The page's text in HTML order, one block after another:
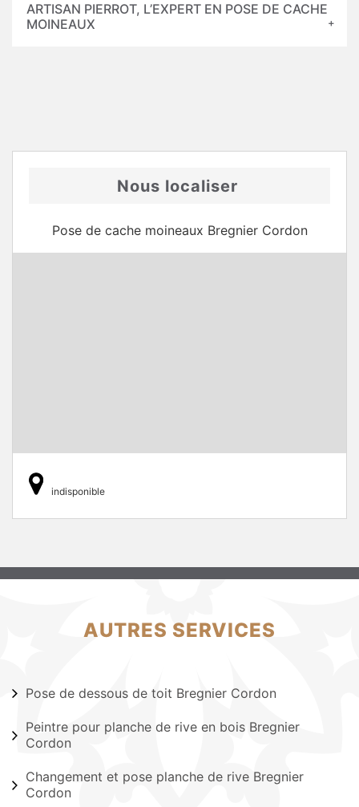
ARTISAN PIERROT, L’EXPERT EN POSE DE CACHE
MOINEAUX
Nous localiser
Pose de cache moineaux Bregnier Cordon
indisponible
AUTRES SERVICES
Pose de dessous de toit Bregnier Cordon
Peintre pour planche de rive en bois Bregnier
Cordon
Changement et pose planche de rive Bregnier
Cordon